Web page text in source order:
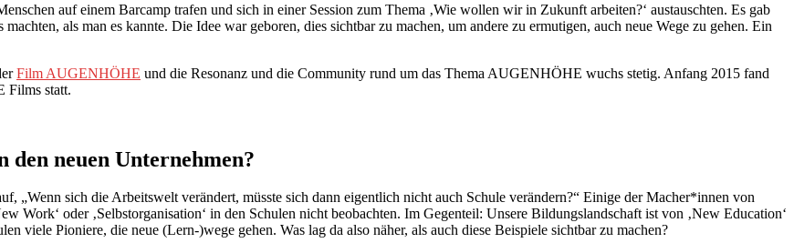
auf einem Barcamp trafen und sich in einer Session zum Thema ‚Wie wollen wir in Zukunft arbeiten?‘ austauschten. Es gab
als man es kannte. Die Idee war geboren, dies sichtbar zu machen, um andere zu ermutigen, auch neue Wege zu gehen. Ein
Film AUGENHÖHE und die Resonanz und die Community rund um das Thema AUGENHÖHE wuchs stetig. Anfang 2015 fand
Films statt.
neuen Unternehmen?
„Wenn sich die Arbeitswelt verändert, müsste sich dann eigentlich nicht auch Schule verändern?“ Einige der Macher*innen von
oder ‚Selbstorganisation‘ in den Schulen nicht beobachten. Im Gegenteil: Unsere Bildungslandschaft ist von ‚New Education‘
viele Pioniere, die neue (Lern-)wege gehen. Was lag da also näher, als auch diese Beispiele sichtbar zu machen?